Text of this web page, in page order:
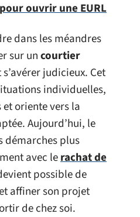
ouvrir une EURL
dans les méandres
sur uncourtier
judicieux. Cet
individuelles,
oriente vers la
Aujourd’hui, le
démarches plus
avec lerachat de
possible de
affiner son projet
de chez soi.